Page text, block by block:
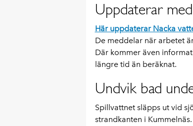
Uppdaterar
Här uppdaterar Nacka
De meddelar när arbetet
Där kommer även
längre tid än beräknat.
Undvik bad
Spillvattnet släpps ut vid
strandkanten i